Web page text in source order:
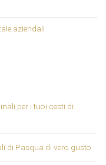
aziendali
per i tuoi cesti di
di Pasqua di vero gusto